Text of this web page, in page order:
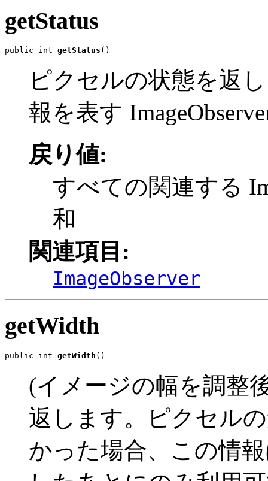
getStatus
public int getStatus ()
ピクセルの状態を返
報を表す
戻り値:
すべての関連する
和
関連項目:
ImageObserver
getWidth
public int getWidth ()
(イメージの幅を調整
返します。ピクセル
かった場合、この情